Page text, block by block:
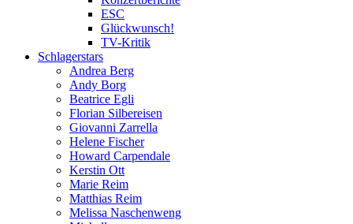
ESC
Glückwunsch!
TV-Kritik
Schlagerstars
Andrea Berg
Andy Borg
Beatrice Egli
Florian Silbereisen
Giovanni Zarrella
Helene Fischer
Howard Carpendale
Kerstin Ott
Marie Reim
Matthias Reim
Melissa Naschenweng